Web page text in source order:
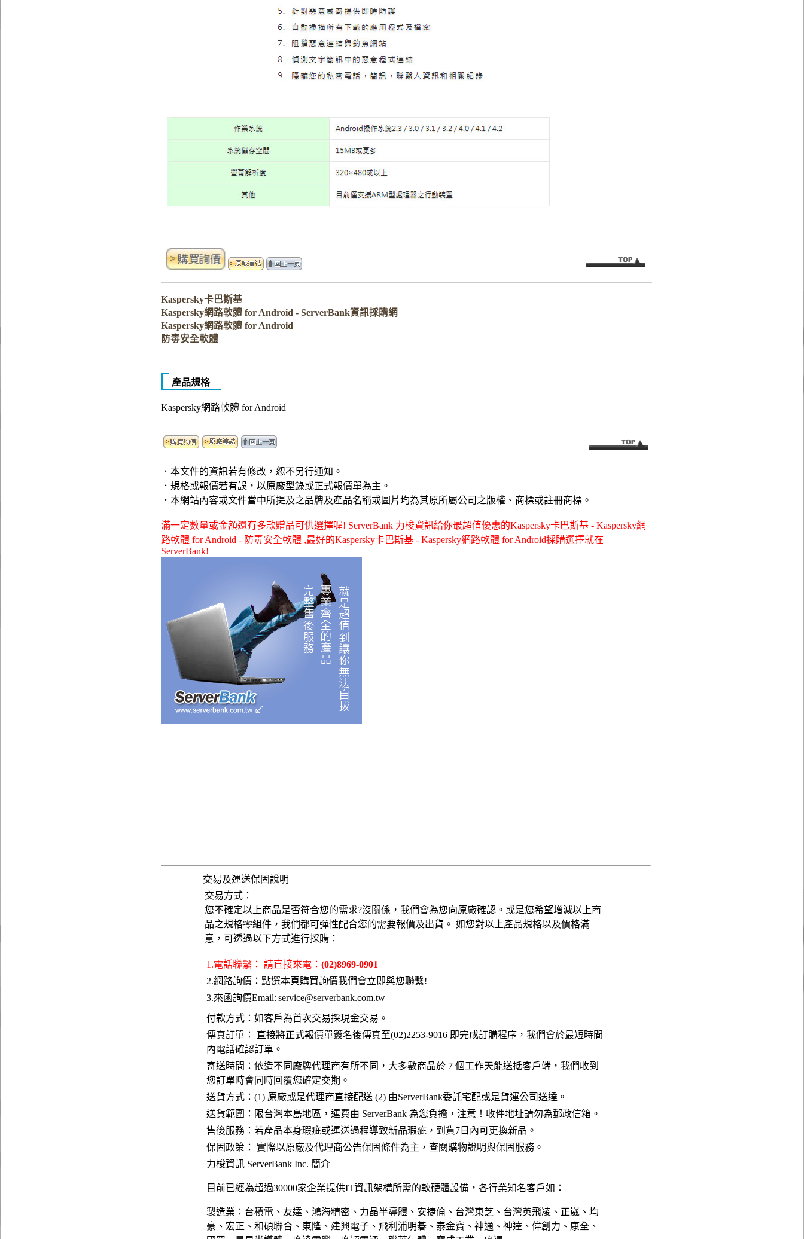
Kaspersky卡巴斯基
Kaspersky網路軟體 for Android - ServerBank資訊採購網
Kaspersky網路軟體 for Android
防毒安全軟體
產品規格
Kaspersky網路軟體 for Android
．本文件的資訊若有修改，恕不另行通知。
．規格或報價若有誤，以原廠型錄或正式報價單為主。
．本網站內容或文件當中所提及之品牌及產品名稱或圖片均為其原所屬公司之版權、商標或註冊商標。
滿一定數量或金額還有多款贈品可供選擇喔! ServerBank 力梭資訊給你最超值優惠的Kaspersky卡巴斯基 - Kaspersky網
路軟體 for Android - 防毒安全軟體 ,最好的Kaspersky卡巴斯基 - Kaspersky網路軟體 for Android採購選擇就在
ServerBank!
交易及運送保固說明
交易方式：
您不確定以上商品是否符合您的需求?沒關係，我們會為您向原廠確認。或是您希望增減以上商
品之規格零組件，我們都可彈性配合您的需要報價及出貨。 如您對以上產品規格以及價格滿
意，可透過以下方式進行採購：
1.電話聯繫： 請直接來電： (02)8969-0901
2.網路詢價：點選本頁購買詢價我們會立即與您聯繫!
3.來函詢價Email: service@serverbank.com.tw
付款方式：如客戶為首次交易採現金交易。
傳真訂單： 直接將正式報價單簽名後傳真至(02)2253-9016 即完成訂購程序，我們會於最短時間
內電話確認訂單。
寄送時間：依造不同廠牌代理商有所不同，大多數商品於 7 個工作天能送抵客戶端，我們收到
您訂單時會同時回覆您確定交期。
送貨方式：(1) 原廠或是代理商直接配送 (2) 由ServerBank委託宅配或是貨運公司送達。
送貨範圍：限台灣本島地區，運費由 ServerBank 為您負擔，注意！收件地址請勿為郵政信箱。
售後服務：若產品本身瑕疵或運送過程導致新品瑕疵，到貨7日內可更換新品。
保固政策： 實際以原廠及代理商公告保固條件為主，查閱購物說明與保固服務。
力梭資訊 ServerBank Inc. 簡介
目前已經為超過30000家企業提供IT資訊架構所需的軟硬體設備，各行業知名客戶如：
製造業：台積電、友達、鴻海精密、力晶半導體、安捷倫、台灣東芝、台灣英飛凌、正崴、均
豪、宏正、和碩聯合、東隆、建興電子、飛利浦明碁、泰金寶、神通、神達、偉創力、康全、